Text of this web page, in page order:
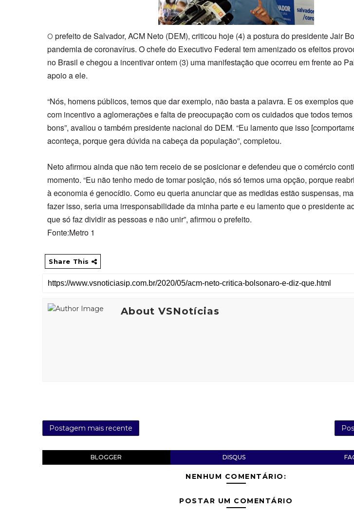
O prefeito de Salvador, ACM Neto (DEM), criticou hoje (4) a postura do presidente Jair
pandemia de coronavírus. O chefe do Executivo Federal tem amenizado os efeitos
no Brasil e chegou a incentivar ontem (3) uma manifestação que ocorreu em frente ao
apoio a ele.
“Nós, homens públicos, temos que dar exemplo, não basta a palavra. E os exemplos
com incentivo a aglomerações e falta de preocupação com os cuidados que todos
bons”, avaliou o também presidente nacional do DEM. “Eu lamento que isso
aconteça, porque gera dúvida na cabeça da população”, completou.
Neto afirmou ainda que não tem receio de se posicionar e defendeu que o comércio
momento. “Eu não tenho medo de tomar posição, nós só temos uma opção, porque
à economia é genocídio. Como eu queria anunciar que as medidas estão suspensas,
fazer isso, seria uma irresponsabilidade da minha parte e eu lamento que o presidente
que só faz dividir as pessoas e não unir”, afirmou o prefeito.
Fonte:Metro 1
Share This
About VSNotícias
Postagem mais recente
BLOGGER DISQUS
NENHUM COMENTÁRIO:
POSTAR UM COMENTÁRIO